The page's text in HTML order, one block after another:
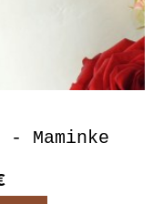
Maminke